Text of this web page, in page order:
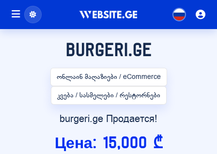
burgeri.ge
ონლაინ მაღაზიები / eCommerce
კვება / სასმელები / რესტორნები
burgeri.ge Продается!
Цена: 15,000 ₾